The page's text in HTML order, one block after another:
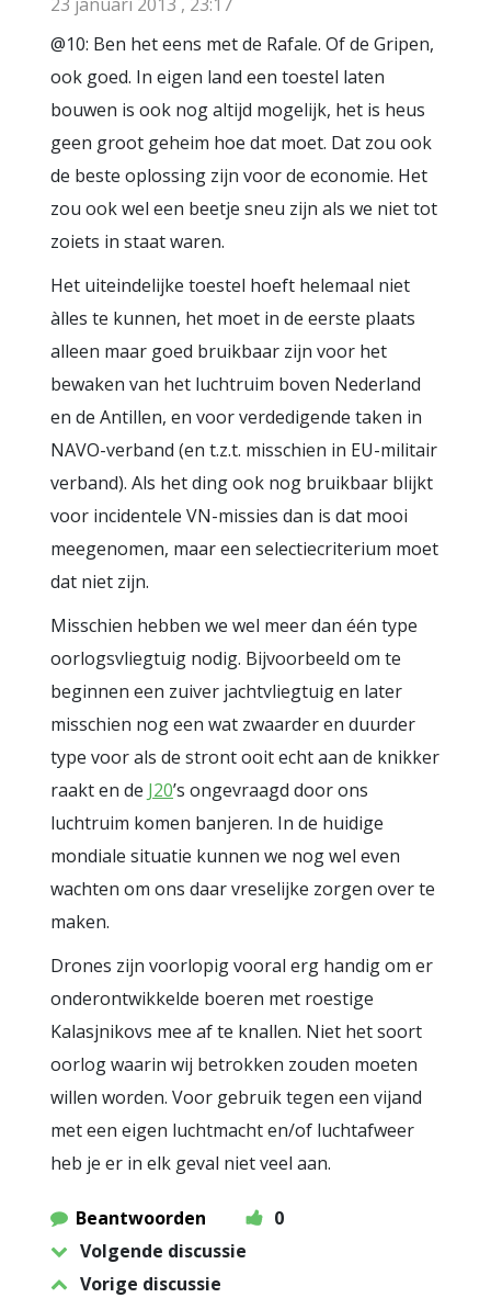
@10: Ben het eens met de Rafale. Of de Gripen,
ook goed. In eigen land een toestel laten
bouwen is ook nog altijd mogelijk, het is heus
geen groot geheim hoe dat moet. Dat zou ook
de beste oplossing zijn voor de economie. Het
zou ook wel een beetje sneu zijn als we niet tot
zoiets in staat waren.
Het uiteindelijke toestel hoeft helemaal niet
àlles te kunnen, het moet in de eerste plaats
alleen maar goed bruikbaar zijn voor het
bewaken van het luchtruim boven Nederland
en de Antillen, en voor verdedigende taken in
NAVO-verband (en t.z.t. misschien in EU-militair
verband). Als het ding ook nog bruikbaar blijkt
voor incidentele VN-missies dan is dat mooi
meegenomen, maar een selectiecriterium moet
dat niet zijn.
Misschien hebben we wel meer dan één type
oorlogsvliegtuig nodig. Bijvoorbeeld om te
beginnen een zuiver jachtvliegtuig en later
misschien nog een wat zwaarder en duurder
type voor als de stront ooit echt aan de knikker
raakt en de J20’s ongevraagd door ons
luchtruim komen banjeren. In de huidige
mondiale situatie kunnen we nog wel even
wachten om ons daar vreselijke zorgen over te
maken.
Drones zijn voorlopig vooral erg handig om er
onderontwikkelde boeren met roestige
Kalasjnikovs mee af te knallen. Niet het soort
oorlog waarin wij betrokken zouden moeten
willen worden. Voor gebruik tegen een vijand
met een eigen luchtmacht en/of luchtafweer
heb je er in elk geval niet veel aan.
Beantwoorden
0
Volgende discussie
Vorige discussie